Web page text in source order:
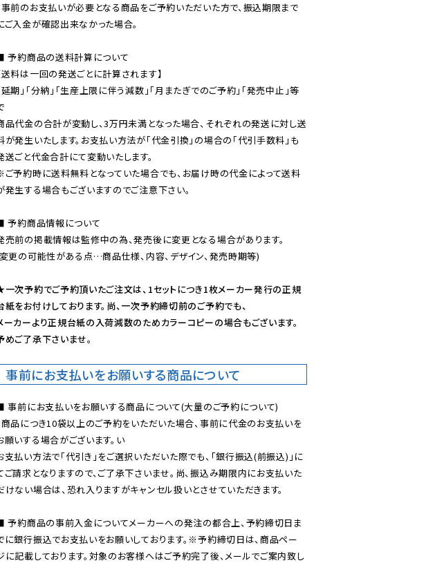
事前のお支払いが必要となる商品をご予約いただいた方で、振込期限まで
ご入金が確認出来なかった場合。
予約商品の送料計算について
送料は一回の発送ごとに計算されます】
延期」「分納」「生産上限に伴う減数」「月またぎでのご予約」「発売中止」等
品代金の合計が変動し、3万円未満となった場合、それぞれの発送に対し送
が発生いたします。お支払い方法が「代金引換」の場合の「代引手数料」も
ご予約時に送料無料となっていた場合でも、お届け時の代金によって送料
発生する場合もございますのでご注意下さい。
予約商品情報について
売前の掲載情報は監修中の為、発売後に変更となる場合があります。
更の可能性がある点…商品仕様、内容、デザイン、発売時期等)
次予約でご予約頂いたご注文は、1セットにつき1枚メーカー発行の正規
紙をお付けしております。尚、一次予約締切前のご予約でも、
ーカーより正規台紙の入荷減数のためカラーコピーの場合もございます。
めご了承下さいませ。
事前にお支払いをお願いする商品について
事前にお支払いをお願いする商品について(大量のご予約について)
品につき10袋以上のご予約をいただいた場合、事前に代金のお支払いを
願いする場合がございます。い
支払い方法で「代引き」をご選択いただいた際でも、「銀行振込(前振込)」に
ご請求となりますので、ご了承下さいませ。尚、振込み期限内にお支払いた
けない場合は、恐れ入りますがキャンセル扱いとさせていただきます。
予約商品の事前入金についてメーカーへの発注の都合上、予約締切日ま
に銀行振込でお支払いをお願いしております。※予約締切日は、商品ペー
に記載しております。対象のお客様へはご予約完了後、メールでご案内致し